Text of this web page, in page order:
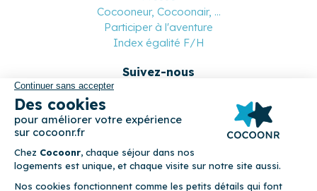
Cocooneur, Cocoonair, ...
Participer à l'aventure
Index égalité F/H
Suivez-nous